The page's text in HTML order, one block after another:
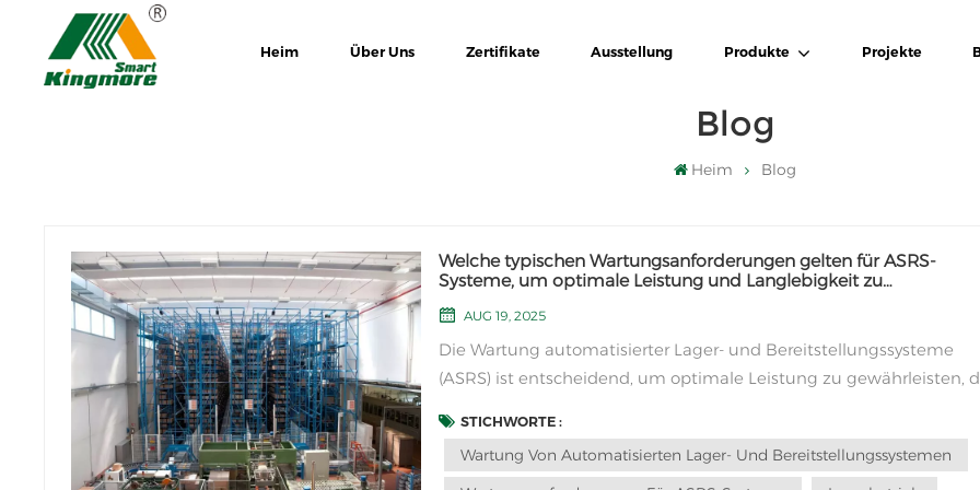
Heim Über Uns Zertifikate Ausstellung Produkte Projekte
Blog
Heim Blog
Welche typischen Wartungsanforderungen gelten für ASRS-
Systeme, um optimale Leistung und Langlebigkeit zu
AUG 19, 2025
Die Wartung automatisierter Lager- und Bereitstellungssysteme
(ASRS) ist entscheidend, um optimale Leistung zu gewährleisten,
Lagerumgebungen aufrechtzuerhalten. Hier sind einige typische
Wartungsanforderungen für ASRS-Systeme:1. Regel...
STICHWORTE :
Wartung Von Automatisierten Lager- Und Bereitstellungssystemen